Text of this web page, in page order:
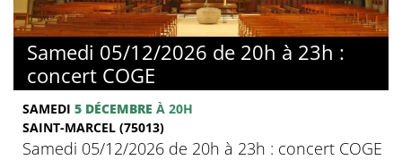
Samedi 05/12/2026 de 20h à 23h :
concert COGE
SAMEDI 5 DÉCEMBRE À 20H
SAINT-MARCEL (75013)
Samedi 05/12/2026 de 20h à 23h : concert COGE